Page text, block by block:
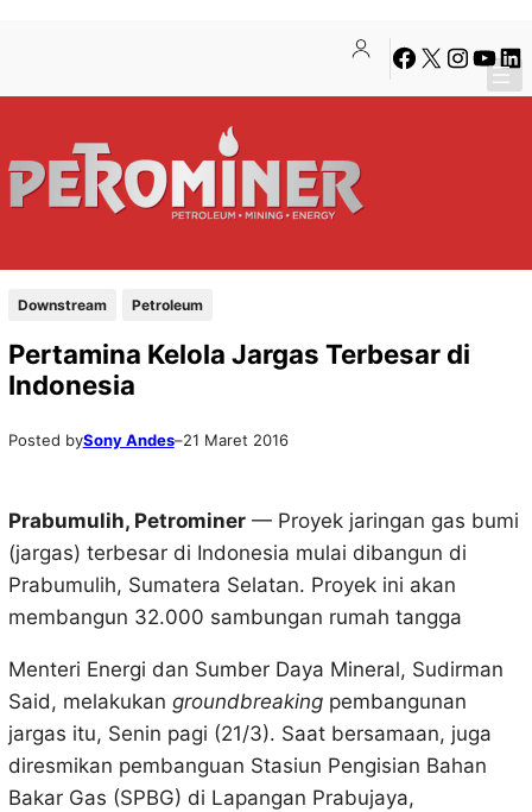
konten
content
Facebook
X Instagram
Downstream Petroleum
Pertamina Kelola Jargas Terbesar di
Indonesia
Posted bySony Andes–21 Maret 2016
Prabumulih, Petrominer— Proyek jaringan gas bumi
(jargas) terbesar di Indonesia mulai dibangun di
Prabumulih, Sumatera Selatan. Proyek ini akan
membangun 32.000 sambungan rumah tangga
Menteri Energi dan Sumber Daya Mineral, Sudirman
Said, melakukan groundbreakingpembangunan
jargas itu, Senin pagi (21/3). Saat bersamaan, juga
diresmikan pembanguan Stasiun Pengisian Bahan
Bakar Gas (SPBG) di Lapangan Prabujaya,